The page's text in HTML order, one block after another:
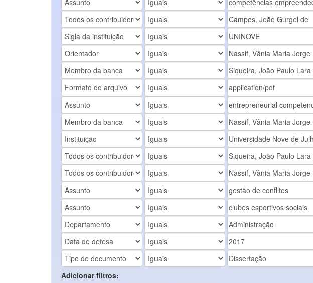
Adicionar filtros: